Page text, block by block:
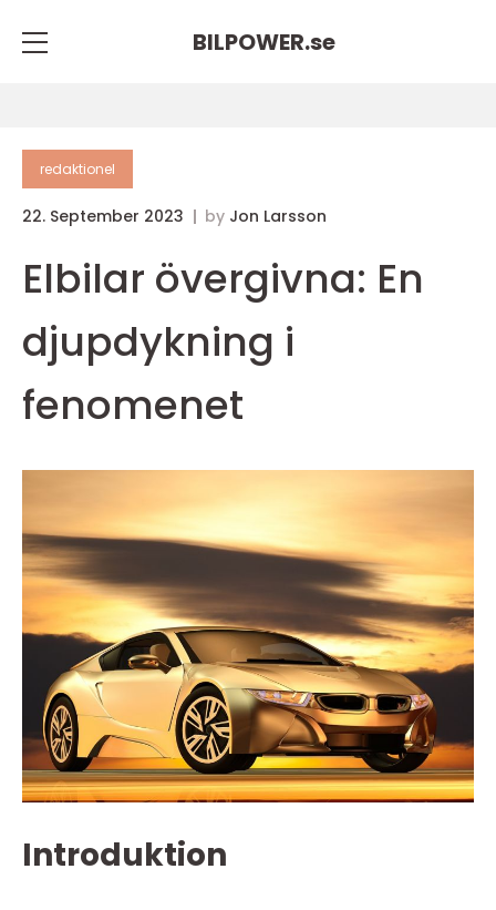
BILPOWER.se
redaktionel
22. September 2023 by Jon Larsson
Elbilar övergivna: En
djupdykning i
fenomenet
Introduktion